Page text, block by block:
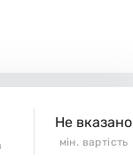
Не вказано
мін. вартість